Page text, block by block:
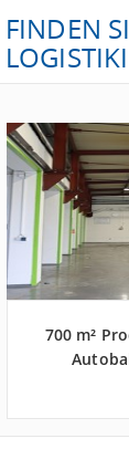
FINDEN
700 m²